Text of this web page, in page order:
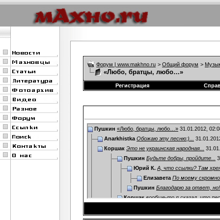
Форум | www.makhno.ru > Общий форум >
«Любо, братцы, любо…»
Регистрация
Пушкин «Любо, братцы, любо…» 31.01.2012,
Anarkhistka Обожаю эту песню:)...
Коршак Это не украинская народная...
Пушкин Будьте добры, пройдите...
Юрий К. А, что ссылки? Там
Елизавета По моему
Пушкин Благодарю за ответ,
Коршак вообще-то я сказал, что
Anarkhistka Как не на